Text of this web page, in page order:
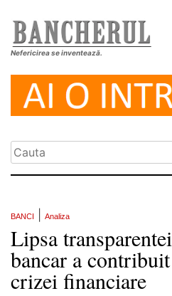
Nefericirea se inventează.
BANCI Analiza
Lipsa
bancar a
crizei financiare